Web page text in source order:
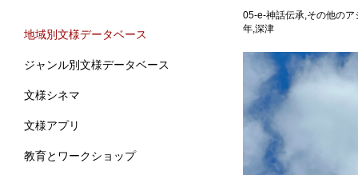
地域別文様データベース
ジャンル別文様データベース
文様シネマ
文様アプリ
教育とワークショップ
05-e-神話伝承,その他の
年,深津